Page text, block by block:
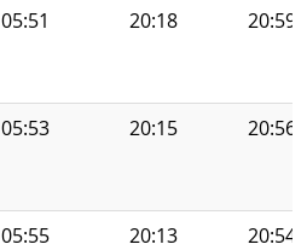
05:51 20:18 20:59
05:53 20:15 20:56
05:55 20:13 20:54